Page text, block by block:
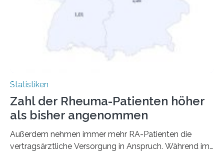
Statistiken
Zahl der Rheuma-Patienten höher
als bisher angenommen
Außerdem nehmen immer mehr RA-Patienten die
vertragsärztliche Versorgung in Anspruch. Während im